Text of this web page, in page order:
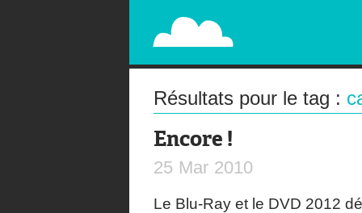
PAPERPLANE
STREET, AMBIENT, GUÉRILLA MARKETING
Résultats pour le tag :
Encore !
25 Mar 2010
Le Blu-Ray et le DVD 2012